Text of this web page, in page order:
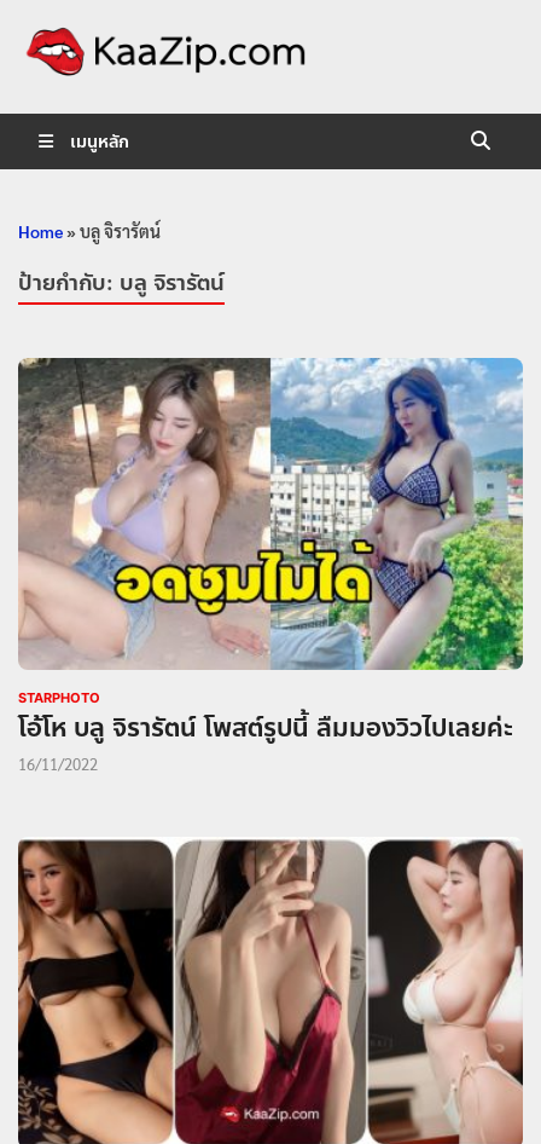
เมนูหลัก
Home»บลู จิรารัตน์
ป้ายกำกับ: บลู จิรารัตน์
STARPHOTO
โอ้โห บลู จิรารัตน์ โพสต์รูปนี้ ลืมมองวิวไปเลยค่ะ
16/11/2022